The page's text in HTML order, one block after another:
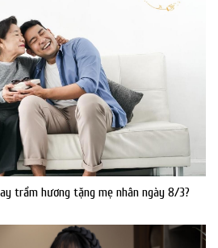
trầm hương tặng mẹ nhân ngày 8/3?